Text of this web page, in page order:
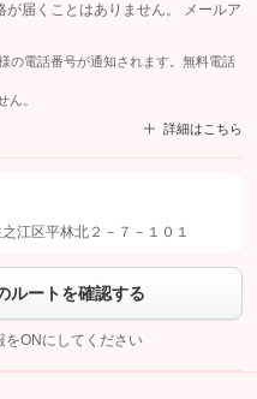
届くことはありません。 メールア
の電話番号が通知されます。無料電話
ん。
詳細はこちら
追加してから「許可する」ボタンを押
して問い合わせを
江区平林北２－７－１０１
ルートを確認する
をONにしてください